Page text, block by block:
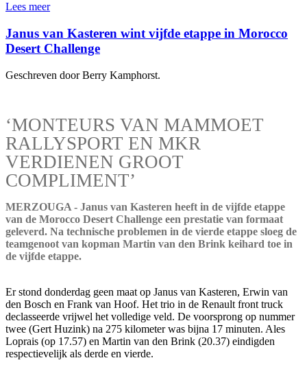
Lees meer
Janus van Kasteren wint vijfde etappe in Morocco
Desert Challenge
Geschreven door Berry Kamphorst.
‘MONTEURS VAN MAMMOET
RALLYSPORT EN MKR
VERDIENEN GROOT
COMPLIMENT’
MERZOUGA - Janus van Kasteren heeft in de vijfde etappe
van de Morocco Desert Challenge een prestatie van formaat
geleverd. Na technische problemen in de vierde etappe sloeg de
teamgenoot van kopman Martin van den Brink keihard toe in
de vijfde etappe.
Er stond donderdag geen maat op Janus van Kasteren, Erwin van
den Bosch en Frank van Hoof. Het trio in de Renault front truck
declasseerde vrijwel het volledige veld. De voorsprong op nummer
twee (Gert Huzink) na 275 kilometer was bijna 17 minuten. Ales
Loprais (op 17.57) en Martin van den Brink (20.37) eindigden
respectievelijk als derde en vierde.